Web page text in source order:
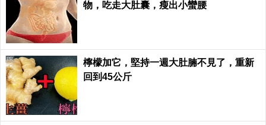
物，吃走大肚囊，瘦出小蠻腰
檸檬加它，堅持一週大肚腩不見了，重新
回到45公斤
PR